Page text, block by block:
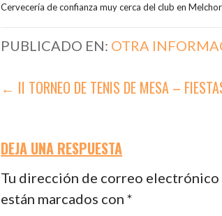
Cervecería de confianza muy cerca del club en
PUBLICADO EN: OTRA
NAVEGACIÓN
ENTRADAS
← II TORNEO DE TENIS DE MESA –
DEJA UNA RESPUESTA
Tu dirección de correo electrónico
están marcados con*